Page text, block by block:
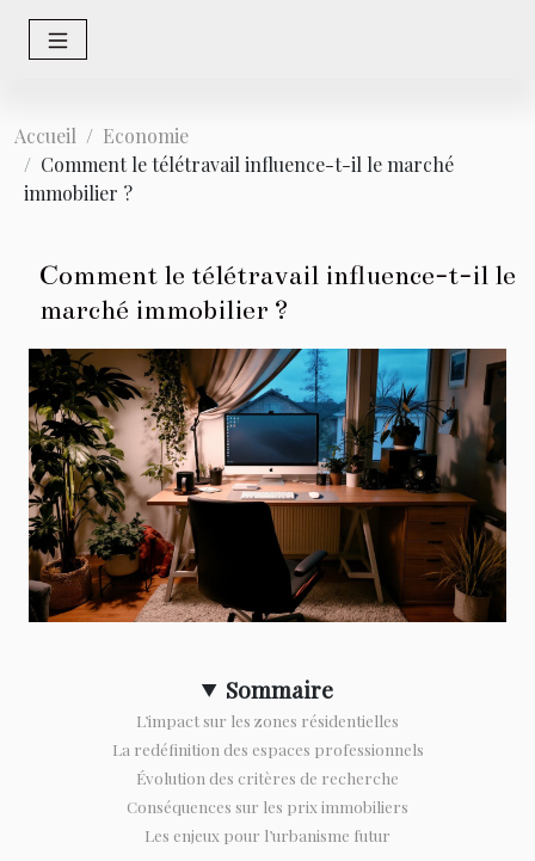
Accueil
Economie
Comment le télétravail influence-t-il le marché
immobilier ?
Comment le télétravail influence-t-il le
marché immobilier ?
Sommaire
L’impact sur les zones résidentielles
La redéfinition des espaces professionnels
Évolution des critères de recherche
Conséquences sur les prix immobiliers
Les enjeux pour l’urbanisme futur